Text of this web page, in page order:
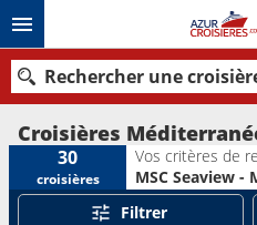
Rechercher une
Nos destinations
Croisières
30
croisières
Vos critères de
MSC Seaview -
Filtrer